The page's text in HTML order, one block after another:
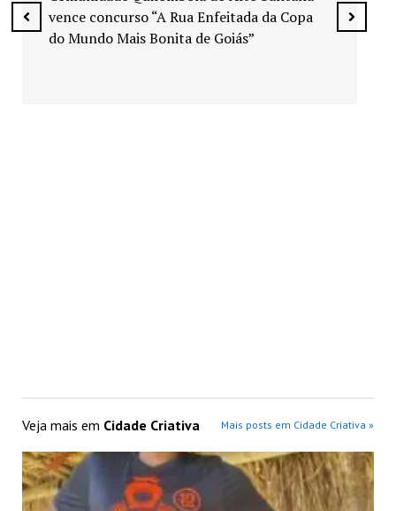
Veja mais em Cidade Criativa Mais posts em Cidade Criativa »